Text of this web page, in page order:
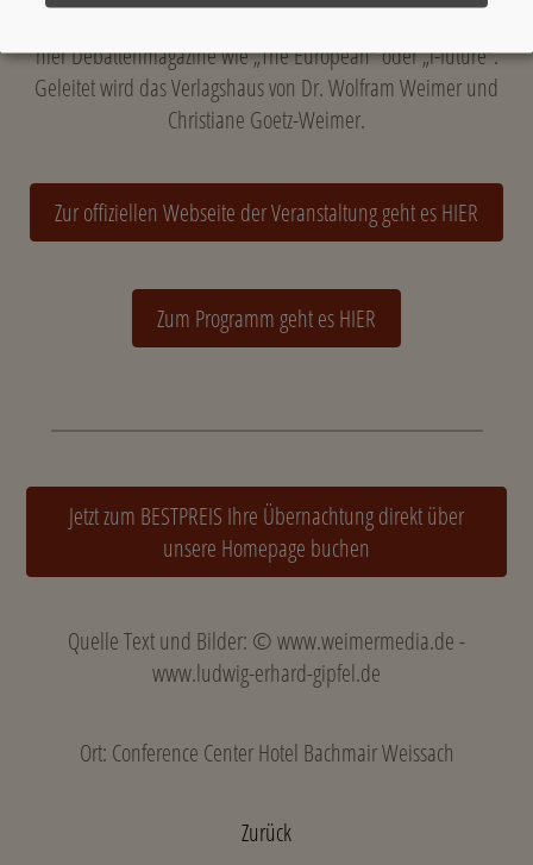
hier Debattenmagazine wie „The European“ oder „i-future“.
Geleitet wird das Verlagshaus von Dr. Wolfram Weimer und
Christiane Goetz-Weimer.
Zur offiziellen Webseite der Veranstaltung geht es HIER
Zum Programm geht es HIER
Jetzt zum BESTPREIS Ihre Übernachtung direkt über
unsere Homepage buchen
Quelle Text und Bilder: © www.weimermedia.de -
www.ludwig-erhard-gipfel.de
Ort: Conference Center Hotel Bachmair Weissach
Zurück